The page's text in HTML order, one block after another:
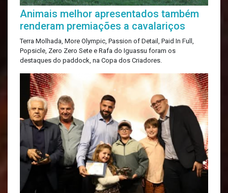
Animais melhor apresentados também
renderam premiações a cavalariços
Terra Molhada, More Olympic, Passion of Detail, Paid In Full,
Popsicle, Zero Zero Sete e Rafa do Iguassu foram os
destaques do paddock, na Copa dos Criadores.